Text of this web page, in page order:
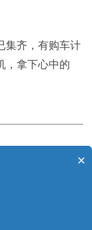
集齐，有购车计
，拿下心中的
×